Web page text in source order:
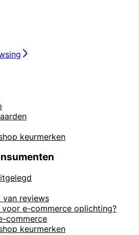
keurmerken
van reviews
e-commerce oplichting?
commerce
keurmerken